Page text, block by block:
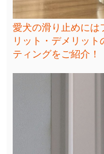
愛犬の滑り止めには
リット・デメリッ
ティングをご紹介！